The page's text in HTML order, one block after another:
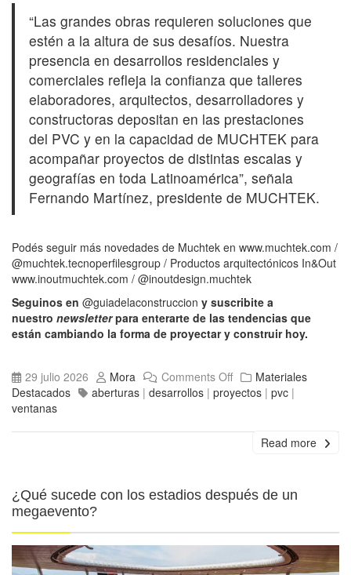
“Las grandes obras requieren soluciones que
estén a la altura de sus desafíos. Nuestra
presencia en desarrollos residenciales y
comerciales refleja la confianza que talleres
elaboradores, arquitectos, desarrolladores y
constructoras depositan en las prestaciones
del PVC y en la capacidad de MUCHTEK para
acompañar proyectos de distintas escalas y
geografías en toda Latinoamérica”, señala
Fernando Martínez, presidente de MUCHTEK.
Podés seguir más novedades de Muchtek en www.muchtek.com /
@muchtek.tecnoperfilesgroup / Productos arquitectónicos In&Out
www.inoutmuchtek.com / @inoutdesign.muchtek
Seguinos en @guiadelaconstruccion y suscribite a
nuestro newsletterpara enterarte de las tendencias que
están cambiando la forma de proyectar y construir hoy.
29 julio 2026 Mora Comments Off
Materiales
Destacados
aberturas | desarrollos | proyectos | pvc |
ventanas
Read more
¿Qué sucede con los estadios después de un
megaevento?